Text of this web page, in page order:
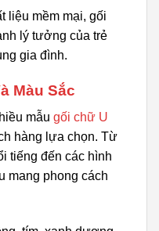
liệu mềm mại, gối
lý tưởng của trẻ
gia đình.
Màu Sắc
mẫu gối chữ U
hàng lựa chọn. Từ
tiếng đến các hình
mang phong cách